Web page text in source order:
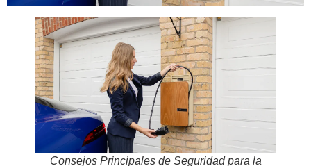
Consejos Principales de Seguridad para la